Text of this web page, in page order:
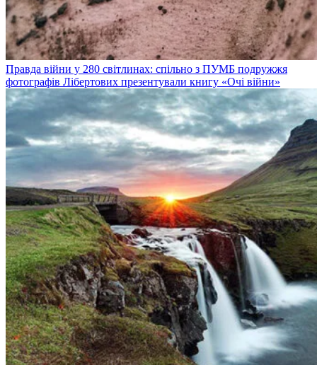
Правда війни у 280 світлинах: спільно з ПУМБ подружжя
фотографів Лібертових презентували книгу «Очі війни»